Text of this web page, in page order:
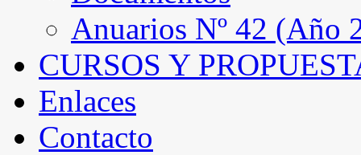
Anuarios Nº 42 (Año
CURSOS Y
Enlaces
Contacto